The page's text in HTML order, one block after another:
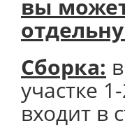
вы
Сборка:
участке
входит в